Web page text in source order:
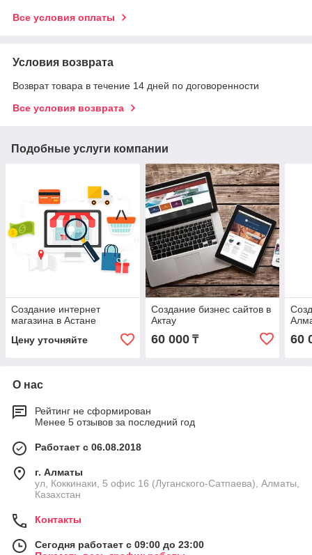
Все условия оплаты
Условия возврата
Возврат товара в течение 14 дней по договоренности
Все условия возврата
Подобные услуги компании
Создание интернет
магазина в Астане
Цену уточняйте
Создание бизнес сайтов в
Актау
60 000₸ 60
О нас
Рейтинг не сформирован
Менее 5 отзывов за последний год
Работает с 06.08.2018
г. Алматы
ул, Коккинаки, 5 офис 16 (Луганского-Сатпаева), Алматы,
Казахстан
Контакты
Сегодня работает с 09:00 до 23:00